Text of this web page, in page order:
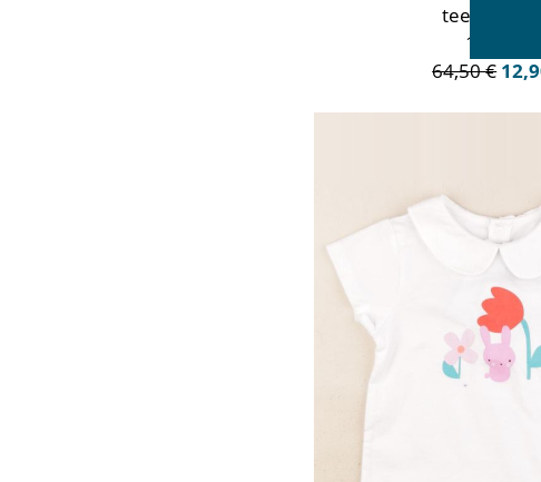
tee-shirt
18 mois
64,50 €